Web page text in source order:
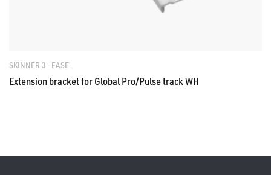
SKINNER 3 -FASE
Extension bracket for Global Pro/Pulse track WH